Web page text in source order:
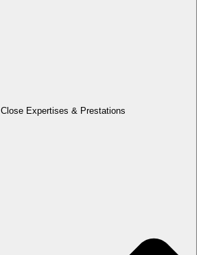
Close Expertises & Prestations